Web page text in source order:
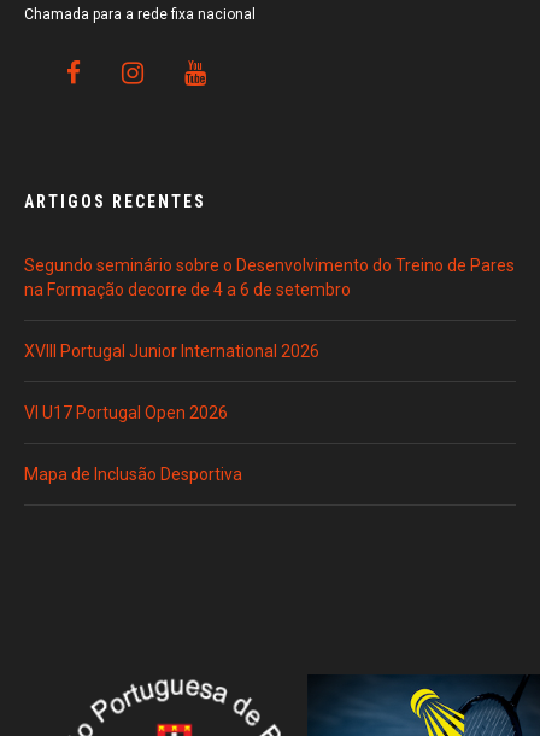
Chamada para a rede fixa nacional
ARTIGOS RECENTES
Segundo seminário sobre o Desenvolvimento do Treino de Pares
na Formação decorre de 4 a 6 de setembro
XVIII Portugal Junior International 2026
VI U17 Portugal Open 2026
Mapa de Inclusão Desportiva